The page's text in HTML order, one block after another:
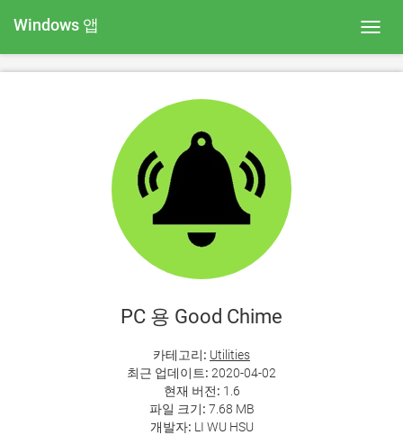
Windows 앱
PC 용 Good Chime
카테고리: Utilities
최근 업데이트: 2020-04-02
현재 버전: 1.6
파일 크기: 7.68 MB
개발자: LI WU HSU